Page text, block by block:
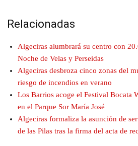
Relacionadas
Algeciras alumbrará su centro con
Noche de Velas y Perseidas
Algeciras desbroza cinco zonas del
riesgo de incendios en verano
Los Barrios acoge el Festival Bocata
en el Parque Sor María José
Algeciras formaliza la asunción de
de las Pilas tras la firma del acta de